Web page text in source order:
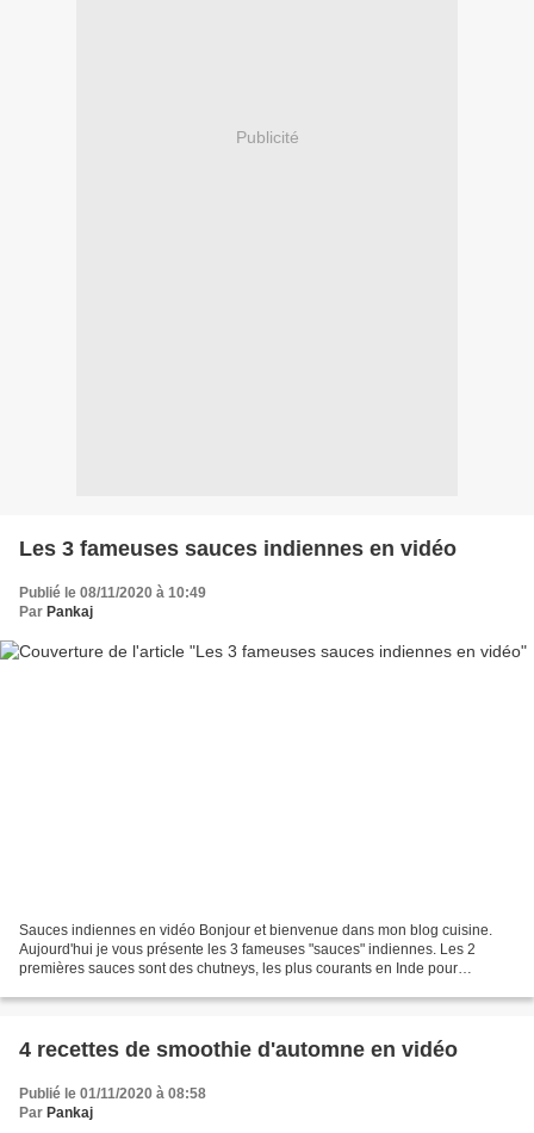
Publicité
Les 3 fameuses sauces indiennes en vidéo
Publié le 08/11/2020 à 10:49
Par Pankaj
Sauces indiennes en vidéo Bonjour et bienvenue dans mon blog cuisine.
Aujourd'hui je vous présente les 3 fameuses "sauces" indiennes. Les 2
premières sauces sont des chutneys, les plus courants en Inde pour
4 recettes de smoothie d'automne en vidéo
Publié le 01/11/2020 à 08:58
Par Pankaj